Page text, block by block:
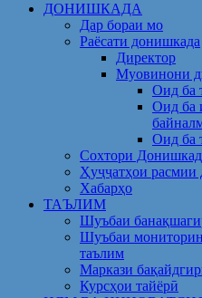
ДОНИШКАДА
Дар бораи мо
Раёсати донишкада
Директор
Муовинони
Оид ба
Оид ба
Оид ба
Сохтори
Ҳуҷҷатҳои расмии
Хабарҳо
ТАЪЛИМ
Шуъбаи
Шуъбаи
таълим
Маркази
Курсҳои тайёрӣ